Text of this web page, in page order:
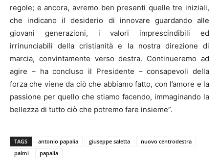
regole; e ancora, avremo ben presenti quelle tre iniziali,
che indicano il desiderio di innovare guardando alle
giovani generazioni, i valori imprescindibili ed
irrinunciabili della cristianità e la nostra direzione di
marcia, convintamente verso destra. Continueremo ad
agire – ha concluso il Presidente – consapevoli della
forza che viene da ciò che abbiamo fatto, con l’amore e la
passione per quello che stiamo facendo, immaginando la
bellezza di tutto ciò che potremo fare insieme”.
TAGS antonio papalia giuseppe saletta
nuovo centrodestra
palmi
papalia